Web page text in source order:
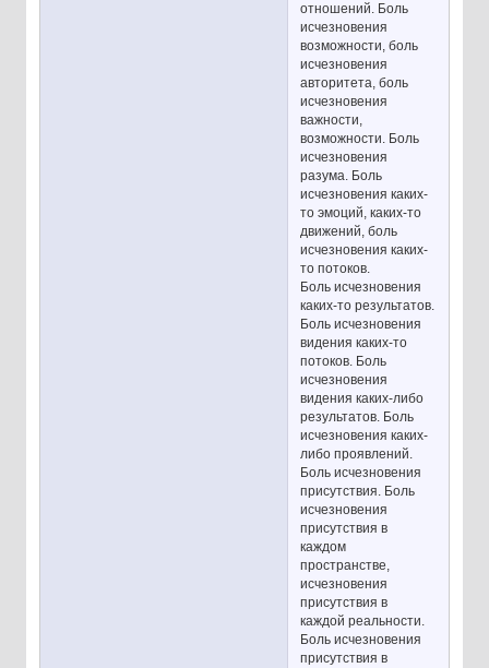
отношений. Боль
исчезновения
возможности, боль
исчезновения
авторитета, боль
исчезновения
важности,
возможности. Боль
исчезновения
разума. Боль
исчезновения каких-
то эмоций, каких-то
движений, боль
исчезновения каких-
то потоков.
Боль исчезновения
каких-то результатов.
Боль исчезновения
видения каких-то
потоков. Боль
исчезновения
видения каких-либо
результатов. Боль
исчезновения каких-
либо проявлений.
Боль исчезновения
присутствия. Боль
исчезновения
присутствия в
каждом
пространстве,
исчезновения
присутствия в
каждой реальности.
Боль исчезновения
присутствия в